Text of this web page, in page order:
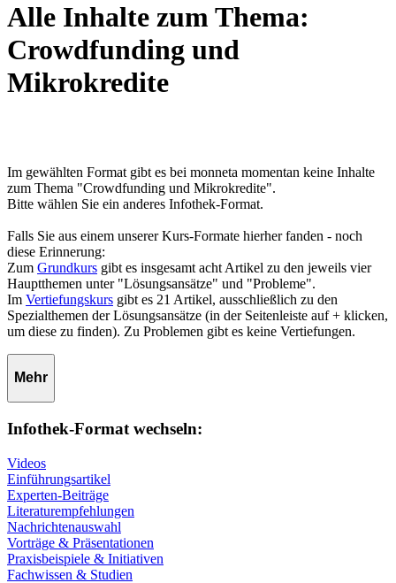
Alle Inhalte zum Thema:
Crowdfunding und
Mikrokredite
Im gewählten Format gibt es bei monneta momentan keine Inhalte
zum Thema "Crowdfunding und Mikrokredite".
Bitte wählen Sie ein anderes Infothek-Format.
Falls Sie aus einem unserer Kurs-Formate hierher fanden - noch
diese Erinnerung:
Zum Grundkurs gibt es insgesamt acht Artikel zu den jeweils vier
Hauptthemen unter "Lösungsansätze" und "Probleme".
Im Vertiefungskurs gibt es 21 Artikel, ausschließlich zu den
Spezialthemen der Lösungsansätze (in der Seitenleiste auf + klicken,
um diese zu finden). Zu Problemen gibt es keine Vertiefungen.
Mehr
Infothek-Format wechseln:
Videos
Einführungsartikel
Experten-Beiträge
Literaturempfehlungen
Nachrichtenauswahl
Vorträge & Präsentationen
Praxisbeispiele & Initiativen
Fachwissen & Studien